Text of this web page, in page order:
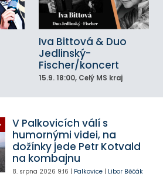
Iva Bittová & Duo
Jedlinský-
Fischer/koncert
15.9. 18:00, Celý MS kraj
V Palkovicích válí s
humornými videi, na
dožínky jede Petr Kotvald
na kombajnu
8. srpna 2026 9:16 | Palkovice| Libor Běčák